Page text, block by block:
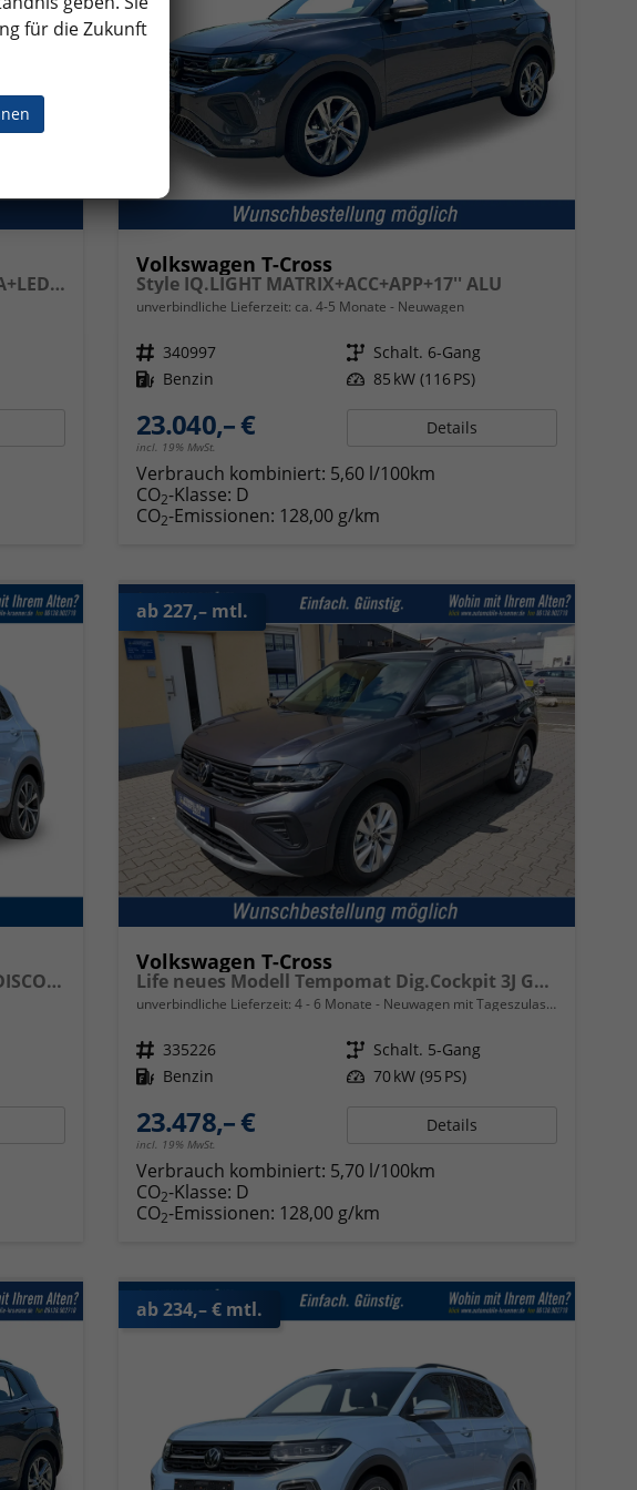
Limited L (Life Plus) KAMERA+APP+KLIMA+LED+17'' ALU
Volkswagen T-Cross
Style IQ.LIGHT MATRIX+ACC+APP+17'' ALU
unverbindliche Lieferzeit: ca. 4-5 Monate Neuwagen
Fahrzeugnr. 340997 Getriebe Schalt. 6-Gang
Kraftstoff Benzin Leistung 85 kW (116 PS)
23.040,– €
incl. 19% MwSt.
Details
Verbrauch kombiniert: 5,60 l/100km
CO2-Klasse: D
CO2-Emissionen: 128,00 g/km
R-Line ACC+LED+17'' ALU+APP+READY 2 DISCOVER
ab 227,– mtl.
Volkswagen T-Cross
Life neues Modell Tempomat Dig.Cockpit 3J Garantie
unverbindliche Lieferzeit: 4 - 6 Monate Neuwagen mit Tageszulassung
Fahrzeugnr. 335226 Getriebe Schalt. 5-Gang
Kraftstoff Benzin Leistung 70 kW (95 PS)
23.478,– €
incl. 19% MwSt.
Details
Verbrauch kombiniert: 5,70 l/100km
CO2-Klasse: D
CO2-Emissionen: 128,00 g/km
ab 234,– € mtl.
für die Zukunft